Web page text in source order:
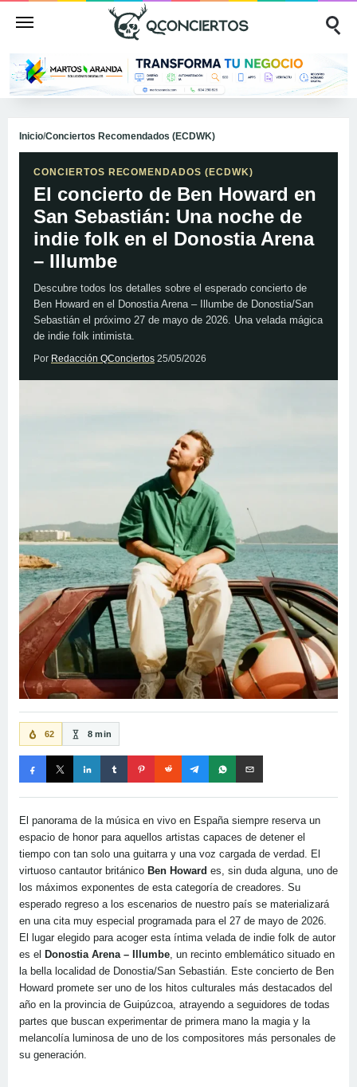
Inicio/Conciertos Recomendados (ECDWK)
CONCIERTOS RECOMENDADOS (ECDWK)
El concierto de Ben Howard en
San Sebastián: Una noche de
indie folk en el Donostia Arena
– Illumbe
Descubre todos los detalles sobre el esperado concierto de
Ben Howard en el Donostia Arena – Illumbe de Donostia/San
Sebastián el próximo 27 de mayo de 2026. Una velada mágica
de indie folk intimista.
Por Redacción QConciertos 25/05/2026
62 8 min
El panorama de la música en vivo en España siempre reserva un
espacio de honor para aquellos artistas capaces de detener el
tiempo con tan solo una guitarra y una voz cargada de verdad. El
virtuoso cantautor británico Ben Howard es, sin duda alguna, uno de
los máximos exponentes de esta categoría de creadores. Su
esperado regreso a los escenarios de nuestro país se materializará
en una cita muy especial programada para el 27 de mayo de 2026.
El lugar elegido para acoger esta íntima velada de indie folk de autor
es el Donostia Arena – Illumbe, un recinto emblemático situado en
la bella localidad de Donostia/San Sebastián. Este concierto de Ben
Howard promete ser uno de los hitos culturales más destacados del
año en la provincia de Guipúzcoa, atrayendo a seguidores de todas
partes que buscan experimentar de primera mano la magia y la
melancolía luminosa de uno de los compositores más personales de
su generación.